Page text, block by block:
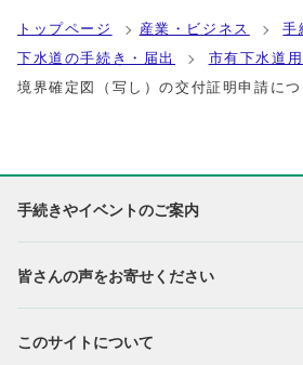
トップページ 産業・ビジネス
手
下水道の手続き・届出
市有下水道
境界確定図（写し）の交付証明申請につ
手続きやイベントのご案内
皆さんの声をお寄せください
このサイトについて